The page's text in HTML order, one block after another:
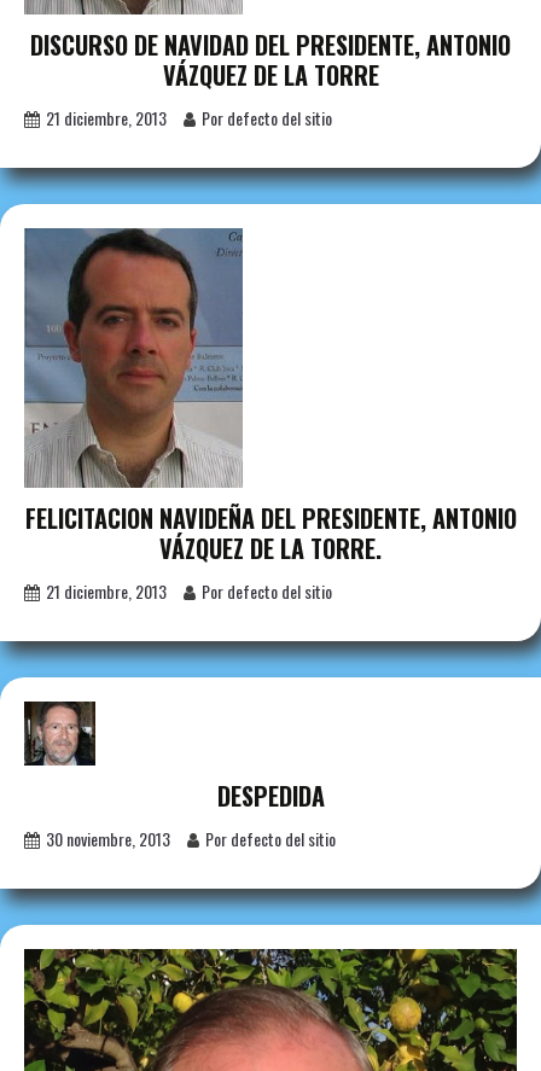
DISCURSO DE NAVIDAD DEL PRESIDENTE, ANTONIO
VÁZQUEZ DE LA TORRE
21 diciembre, 2013 Por defecto del sitio
FELICITACION NAVIDEÑA DEL PRESIDENTE, ANTONIO
VÁZQUEZ DE LA TORRE.
21 diciembre, 2013 Por defecto del sitio
DESPEDIDA
30 noviembre, 2013 Por defecto del sitio